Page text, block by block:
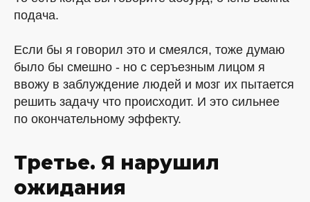
подача.
Если бы я говорил это и смеялся, тоже думаю
было бы смешно - но с серъезным лицом я
ввожу в заблуждение людей и мозг их пытается
решить задачу что происходит. И это сильнее
по окончательному эффекту.
Третье. Я нарушил
ожидания